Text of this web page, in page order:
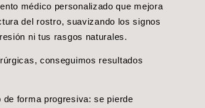
médico personalizado que mejora
del rostro, suavizando los signos
ni tus rasgos naturales.
conseguimos resultados
forma progresiva: se pierde